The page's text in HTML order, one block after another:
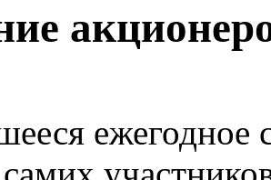
ежегодное